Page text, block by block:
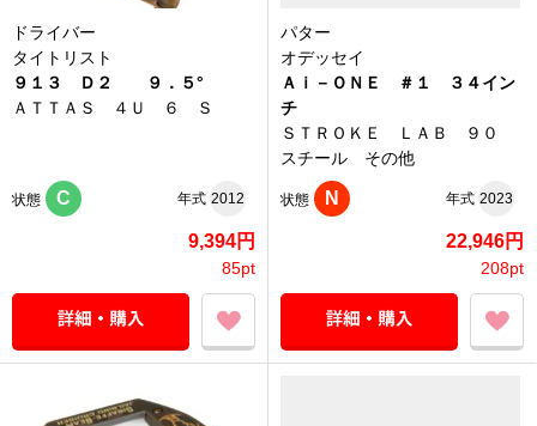
ドライバー
タイトリスト
９１３ Ｄ２ ９．５°
ＡＴＴＡＳ ４Ｕ ６ Ｓ
状態 C 年式 2012
9,394円
85pt
パター
オデッセイ
Ａｉ－ＯＮＥ ＃１ ３４イン
チ
ＳＴＲＯＫＥ ＬＡＢ ９０
スチール その他
状態 N 年式 2023
22,946円
208pt